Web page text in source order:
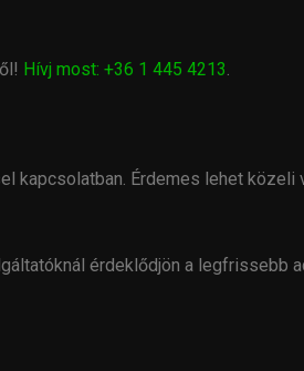
Hívj most: +36 1 445 4213.
kapcsolatban. Érdemes lehet közeli
érdeklődjön a legfrissebb